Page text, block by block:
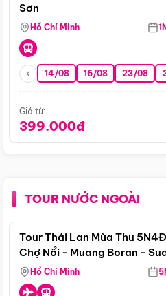
Sơn
Hồ Chí Minh
14/08 16/08 23/08
Giá từ:
399.000đ
TOUR NƯỚC NGOÀI
Tour Thái Lan Mùa Thu
Chợ Nổi - Muang Boran -
Hồ Chí Minh